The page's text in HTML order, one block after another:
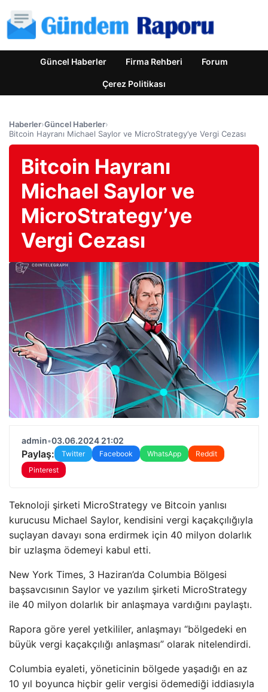
Güncel Haberler Firma Rehberi Forum
Çerez Politikası
Haberler›Güncel Haberler›
Bitcoin Hayranı Michael Saylor ve MicroStrategy’ye Vergi Cezası
Bitcoin Hayranı
Michael Saylor ve
MicroStrategy’ye
Vergi Cezası
admin•03.06.2024 21:02
Paylaş: Twitter Facebook WhatsApp
Reddit
Pinterest
Teknoloji şirketi MicroStrategy ve Bitcoin yanlısı
kurucusu Michael Saylor, kendisini vergi kaçakçılığıyla
suçlayan davayı sona erdirmek için 40 milyon dolarlık
bir uzlaşma ödemeyi kabul etti.
New York Times, 3 Haziran’da Columbia Bölgesi
başsavcısının Saylor ve yazılım şirketi MicroStrategy
ile 40 milyon dolarlık bir anlaşmaya vardığını paylaştı.
Rapora göre yerel yetkililer, anlaşmayı “bölgedeki en
büyük vergi kaçakçılığı anlaşması” olarak nitelendirdi.
Columbia eyaleti, yöneticinin bölgede yaşadığı en az
10 yıl boyunca hiçbir gelir vergisi ödemediği iddiasıyla